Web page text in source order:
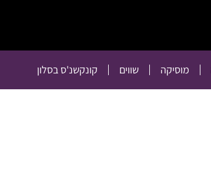
מוסיקה שווים קונקשנ'ס בסלון